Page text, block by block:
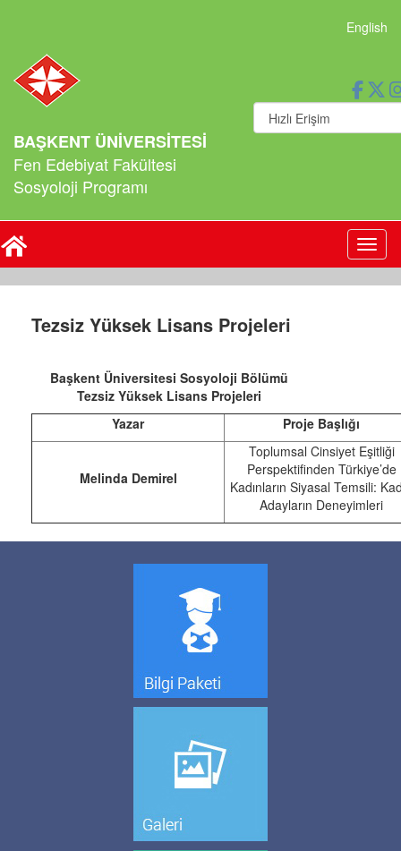
English
BAŞKENT ÜNİVERSİTESİ
Fen Edebiyat Fakültesi
Sosyoloji Programı
Tezsiz Yüksek Lisans Projeleri
Başkent Üniversitesi Sosyoloji Bölümü
Tezsiz Yüksek Lisans Projeleri
Yazar
Proje Başlığı
Melinda Demirel
Toplumsal Cinsiyet Eşitliği
Perspektifinden Türkiye’de
Kadınların Siyasal Temsili:
Adayların Deneyimleri